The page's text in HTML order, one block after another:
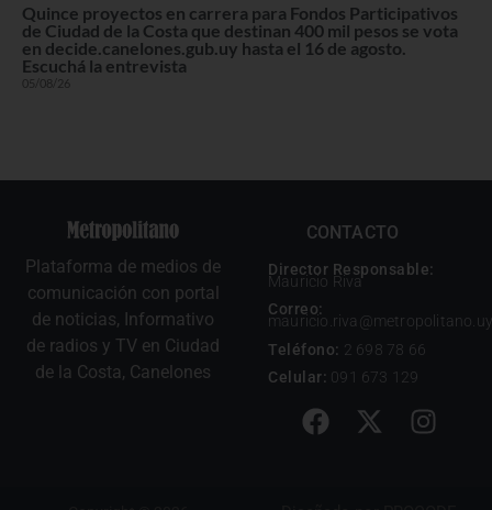
Quince proyectos en carrera para Fondos Participativos
de Ciudad de la Costa que destinan 400 mil pesos se vota
en decide.canelones.gub.uy hasta el 16 de agosto.
Escuchá la entrevista
05/08/26
Plataforma de medios de
comunicación con portal
de noticias, Informativo
de radios y TV en Ciudad
de la Costa, Canelones
CONTACTO
Director Responsable:
Mauricio Riva
Correo:
mauricio.riva@metropolitano.uy
Teléfono: 2 698 78 66
Celular: 091 673 129